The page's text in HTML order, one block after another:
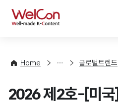
WelCon
Home
향
계
글로벌트렌드
2026 제2호-[미국